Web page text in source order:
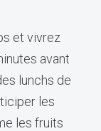
et vivrez
avant
lunchs de
les
les fruits